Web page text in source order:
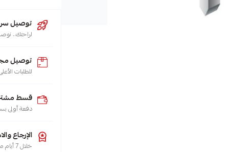
توصيل سريع
لراحتك.. نوصل
توصيل
للطلبات الأعلى من 200 ريال
قسط
دفعة أولى
الإرجاع
خلال 7 أيام من تاريخ الاستلام، هو حقك تضمنه، حسب سياسة الاسترجاع